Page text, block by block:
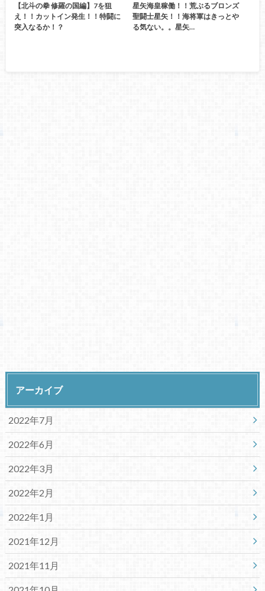
【北斗の拳 修羅の国編】7を狙
え！！カットイン発生！！特闘に
突入なるか！？
星矢海皇稼働！！荒ぶるブロンズ
聖闘士星矢！！海将軍はきっとや
る気ない。。星矢…
アーカイブ
2022年7月
2022年6月
2022年3月
2022年2月
2022年1月
2021年12月
2021年11月